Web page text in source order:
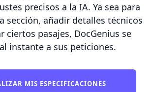
precisos a la IA. Ya sea para
sección, añadir detalles técnicos
ciertos pasajes, DocGenius se
instante a sus peticiones.
MIS ESPECIFICACIONES